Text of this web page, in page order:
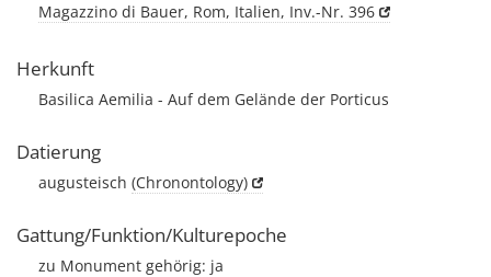
Magazzino di Bauer, Rom, Italien, Inv.-Nr. 396
Herkunft
Basilica Aemilia - Auf dem Gelände der Porticus
Datierung
augusteisch (Chronontology)
Gattung/Funktion/Kulturepoche
zu Monument gehörig: ja